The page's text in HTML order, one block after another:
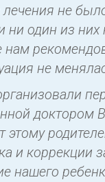
лечения не
один из
не
этому
и коррекции
нашего